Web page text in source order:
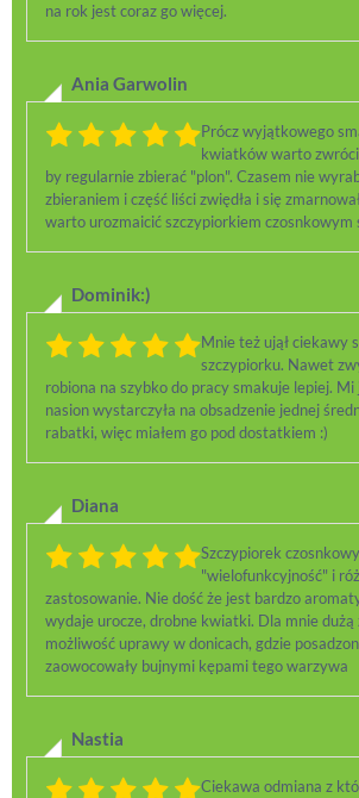
na rok jest coraz go więcej.
Ania Garwolin
Prócz wyjątkowego
kwiatków warto
by regularnie zbierać "plon". Czasem nie
zbieraniem i część liści zwiędła i się
warto urozmaicić szczypiorkiem czosnkowym
Dominik:)
Mnie też ujął ciekawy
szczypiorku. Nawet
robiona na szybko do pracy smakuje lepiej. Mi
nasion wystarczyła na obsadzenie jednej
rabatki, więc miałem go pod dostatkiem :)
Diana
Szczypiorek
"wielofunkcyjność" i
zastosowanie. Nie dość że jest bardzo
wydaje urocze, drobne kwiatki. Dla mnie
możliwość uprawy w donicach, gdzie
zaowocowały bujnymi kępami tego warzywa
Nastia
Ciekawa odmiana z